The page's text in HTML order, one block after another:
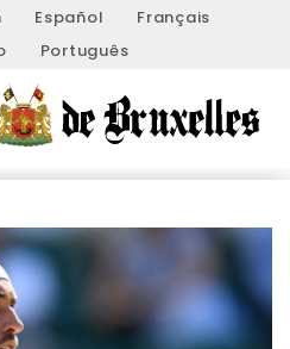
Español
Français
Português